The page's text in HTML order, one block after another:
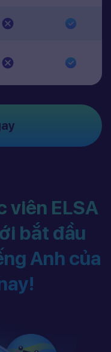
viên ELSA
bắt đầu
Anh của